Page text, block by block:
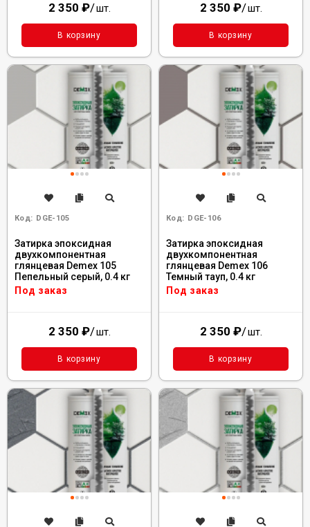
2 350 ₽/шт.
В корзину
2 350 ₽/шт.
В корзину
Код: DGE-105
Затирка эпоксидная
двухкомпонентная
глянцевая Demex 105
Пепельный серый, 0.4 кг
Под заказ
2 350 ₽/шт.
В корзину
Код: DGE-106
Затирка эпоксидная
двухкомпонентная
глянцевая Demex 106
Темный тауп, 0.4 кг
Под заказ
2 350 ₽/шт.
В корзину